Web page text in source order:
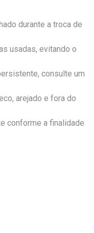
durante a troca de
usadas, evitando o
consulte um
arejado e fora do
conforme a finalidade